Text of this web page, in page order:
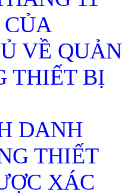
VỀ QUẢN
THIẾT BỊ
DANH
THIẾT
XÁC